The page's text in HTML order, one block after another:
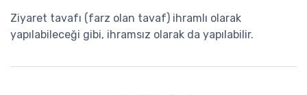
Ziyaret tavafı (farz olan tavaf) ihramlı olarak
yapılabileceği gibi, ihramsız olarak da yapılabilir.